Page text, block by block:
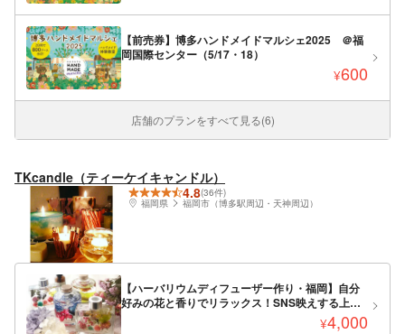
【前売券】博多ハンドメイドマルシェ2025 ＠福
岡国際センター（5/17・18）
¥600
店舗のプランをすべて見る(6)
TKcandle（ティーケイキャンドル）
4.8(36件)
福岡県
福岡市（博多駅周辺・天神周辺）
【ハーバリウムディフューザー作り・福岡】自分
好みの花と香りでリラックス！SNS映えする上品
¥4,000